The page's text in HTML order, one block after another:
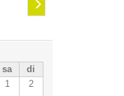
Suiv.
sa
di
1 2